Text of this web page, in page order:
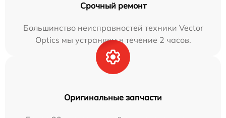
Срочный ремонт
Большинство неисправностей техники Vector
Optics мы устраняем в течение 2 часов.
Оригинальные запчасти